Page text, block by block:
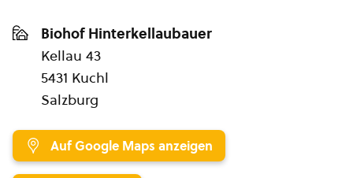
Biohof Hinterkellaubauer
Kellau 43
5431 Kuchl
Salzburg
Auf Google Maps anzeigen